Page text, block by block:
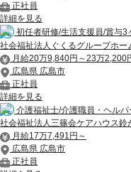
正社員
詳細を見る
初任者研修/生活支援員/賞与
社会福祉法人ぐくるグループホー
月給20万9,840円～23万2,200
広島県 広島市
正社員
詳細を見る
介護福祉士/介護職員・ヘル
社会福祉法人三篠会ケアハウス鈴
月給17万7,491円～
広島県 広島市
正社員